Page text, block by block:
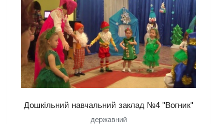
Дошкільний навчальний заклад №4 "Вогник"
державний